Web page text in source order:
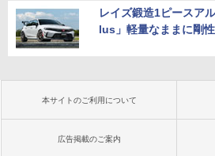
レイズ鍛造1ピースア
lus」軽量なままに剛
本サイトのご利用について
広告掲載のご案内